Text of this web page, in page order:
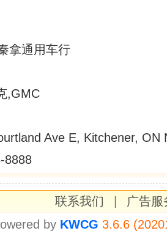
拿通用车行
,GMC
Ave E, Kitchener, ON
8888
联系我们
广告服
by KWCG 3.6.6